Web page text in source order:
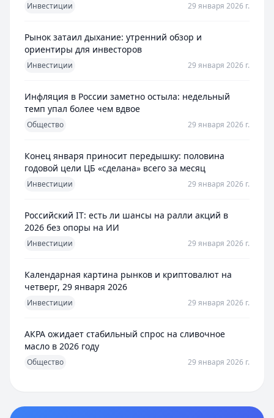
Инвестиции 29 января 2026 г.
Рынок затаил дыхание: утренний обзор и
ориентиры для инвесторов
Инвестиции 29 января 2026 г.
Инфляция в России заметно остыла: недельный
темп упал более чем вдвое
Общество 29 января 2026 г.
Конец января приносит передышку: половина
годовой цели ЦБ «сделана» всего за месяц
Инвестиции 29 января 2026 г.
Российский IT: есть ли шансы на ралли акций в
2026 без опоры на ИИ
Инвестиции 29 января 2026 г.
Календарная картина рынков и криптовалют на
четверг, 29 января 2026
Инвестиции 29 января 2026 г.
АКРА ожидает стабильный спрос на сливочное
масло в 2026 году
Общество 29 января 2026 г.